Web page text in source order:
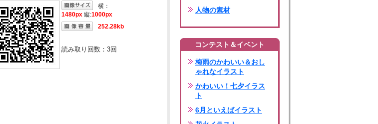
横：
1480px 縦:1000px
252.28kb
読み取り回数： 3回
人物の素材
コンテスト＆イベント
梅雨のかわいい＆おし
ゃれなイラスト
かわいい！七夕イラス
ト
6月といえばイラスト